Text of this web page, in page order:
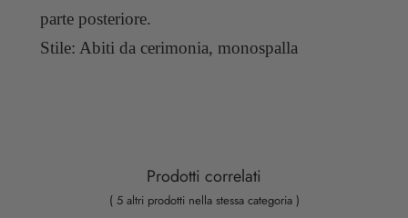
parte posteriore.
Stile: Abiti da cerimonia, monospalla
Prodotti correlati
( 5 altri prodotti nella stessa categoria )